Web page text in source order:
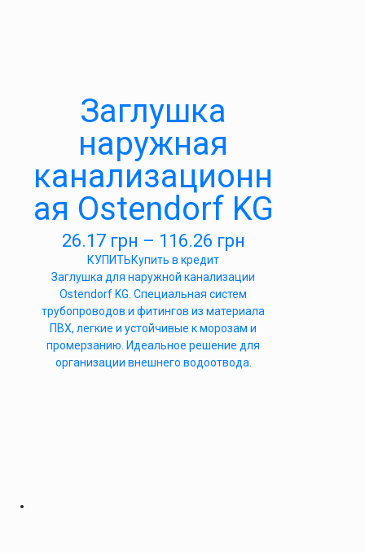
Заглушка
наружная
канализационн
ая Ostendorf KG
26.17 грн – 116.26 грн
КУПИТЬКупить в кредит
Заглушка для наружной канализации
Ostendorf KG. Специальная систем
трубопроводов и фитингов из материала
ПВХ, легкие и устойчивые к морозам и
промерзанию. Идеальное решение для
организации внешнего водоотвода.